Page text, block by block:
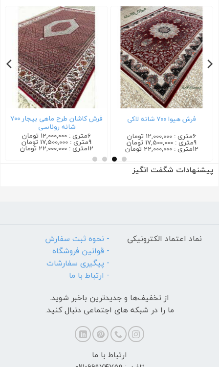
فرش هیوا ۷۰۰ شانه لاکی
6متری : 12,000,000 تومان
9متری : 17,500,000 تومان
12متری : 22,000,000 تومان
فرش کاشان طرح ماهی بیجار ۷۰۰
شانه روناسی
6متری : 12,000,000 تومان
9متری : 17,500,000 تومان
12متری : 22,000,000 تومان
پیشنهادات شگفت انگیز
نماد اعتماد الکترونیکی
- نحوه ثبت سفارش
- قوانین فروشگاه
- پیگیری سفارشات
- ارتباط با ما
از تخفیف‌ها و جدیدترین‌ باخبر شوید.
ما را در شبکه های اجتماعی دنبال کنید.
ارتباط با ما